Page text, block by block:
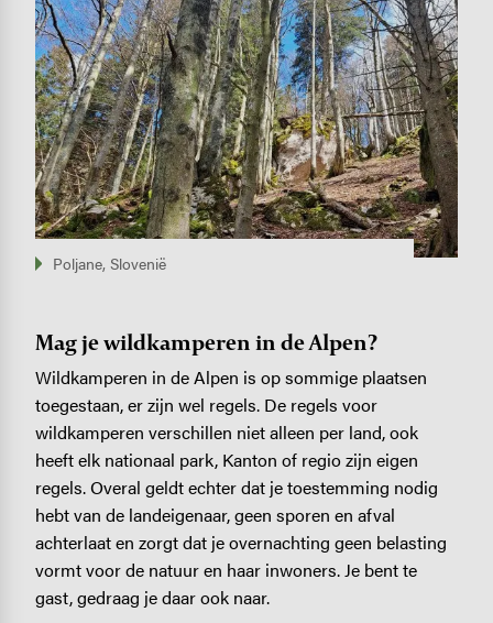
Poljane, Slovenië
Mag je wildkamperen in de Alpen?
Wildkamperen in de Alpen is op sommige plaatsen
toegestaan, er zijn wel regels. De regels voor
wildkamperen verschillen niet alleen per land, ook
heeft elk nationaal park, Kanton of regio zijn eigen
regels. Overal geldt echter dat je toestemming nodig
hebt van de landeigenaar, geen sporen en afval
achterlaat en zorgt dat je overnachting geen belasting
vormt voor de natuur en haar inwoners. Je bent te
gast, gedraag je daar ook naar.